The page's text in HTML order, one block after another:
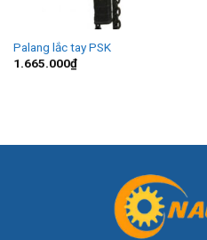
Palang lắc tay PSK
1.665.000₫